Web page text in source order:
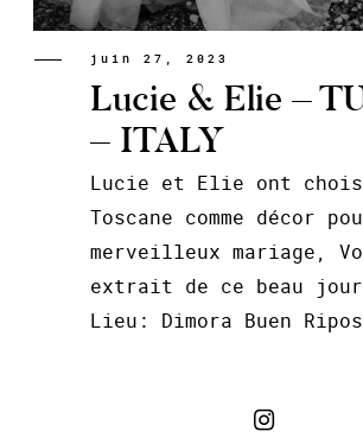
juin 27, 2023
Lucie & Elie –
– ITALY
Lucie et Elie ont
Toscane comme décor
merveilleux mariage,
extrait de ce beau jour
Lieu: Dimora Buen